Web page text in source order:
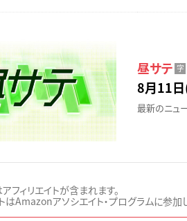
昼サテ 字
8月11
最新のニュ
フィリエイトが含まれます。
Amazonアソシエイト・プログラムに参加